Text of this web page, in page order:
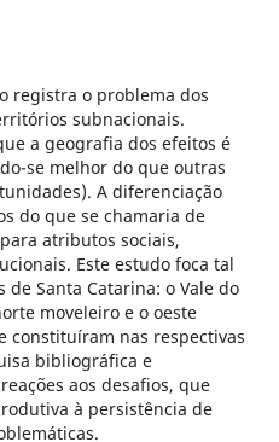
registra o problema dos
subnacionais.
a geografia dos efeitos é
se melhor do que outras
A diferenciação
do que se chamaria de
atributos sociais,
Este estudo foca tal
Santa Catarina: o Vale do
moveleiro e o oeste
constituíram nas respectivas
bibliográfica e
aos desafios, que
à persistência de